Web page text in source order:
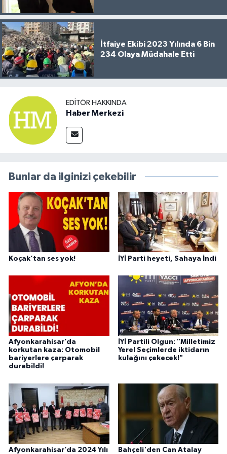
İtfaiye Ekibi 2023 Yılında 6 Bin
234 Olaya Müdahale Etti
EDITÖR HAKKINDA
Haber Merkezi
Bunlar da ilginizi çekebilir
Koçak’tan ses yok! İYİ Parti heyeti, Sahaya İndi
Afyonkarahisar’da
korkutan kaza: Otomobil
bariyerlere çarparak
durabildi!
İYİ Partili Olgun: "Milletimiz
Yerel Seçimlerde iktidarın
kulağını çekecek!"
Afyonkarahisar’da 2024 Yılı Bahçeli'den Can Atalay